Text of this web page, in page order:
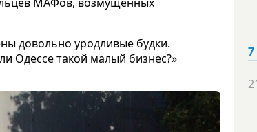
довольно уродливые будки.
Одессе такой малый бизнес?»
7